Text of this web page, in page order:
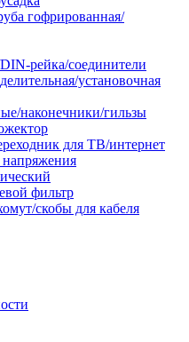
гофрированная/
рейка/соединители
установочная
наконечники/гильзы
для ТВ/интернет
фильтр
скобы для кабеля